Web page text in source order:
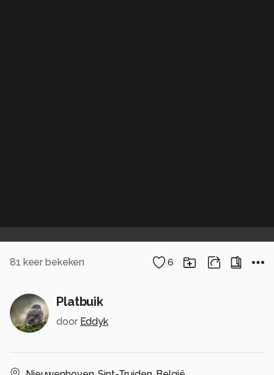
81 keer bekeken 6
Platbuik
door Eddyk